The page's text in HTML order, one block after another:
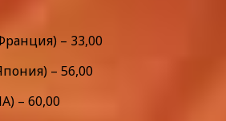
– 33,00
– 56,00
– 60,00